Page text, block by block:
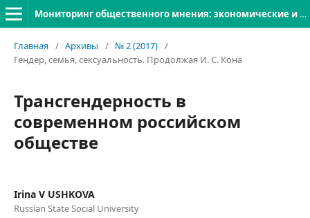
Мониторинг общественного мнения: экономические и социальные перемены
Главная / Архивы / № 2 (2017) /
Гендер, семья, сексуальность. Продолжая И. С. Кона
Трансгендерность в
современном российском
обществе
Irina V USHKOVA
Russian State Social University